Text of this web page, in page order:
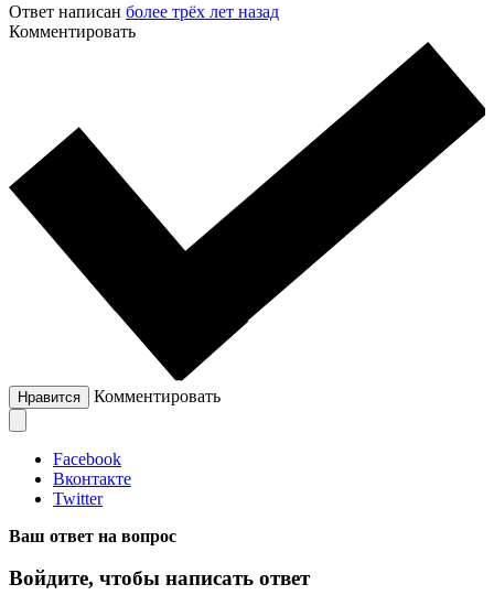
Ответ написан более трёх лет назад
Комментировать
Нравится Комментировать
Facebook
Вконтакте
Twitter
Ваш ответ на вопрос
Войдите, чтобы написать ответ